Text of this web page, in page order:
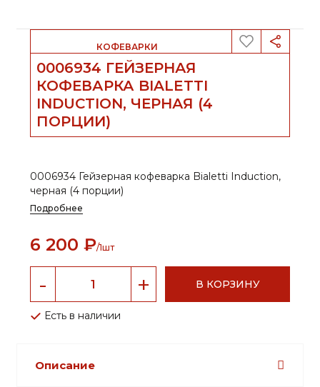
                            КОФЕВАРКИ
0006934 ГЕЙЗЕРНАЯ
КОФЕВАРКА BIALETTI
INDUCTION, ЧЕРНАЯ (4
ПОРЦИИ)
0006934 Гейзерная кофеварка Bialetti Induction,
черная (4 порции)
Подробнее
6 200 ₽/1шт
В КОРЗИНУ
Есть в наличии
Описание